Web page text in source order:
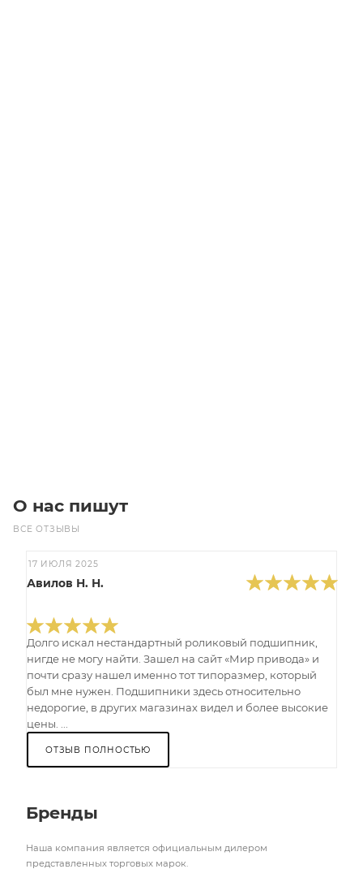
О нас пишут
ВСЕ ОТЗЫВЫ
17 ИЮЛЯ 2025
Авилов Н. Н.
Долго искал нестандартный роликовый подшипник,
нигде не могу найти. Зашел на сайт «Мир привода» и
почти сразу нашел именно тот типоразмер, который
был мне нужен. Подшипники здесь относительно
недорогие, в других магазинах видел и более высокие
цены. ...
ОТЗЫВ ПОЛНОСТЬЮ
Бренды
Наша компания является официальным дилером
представленных торговых марок.